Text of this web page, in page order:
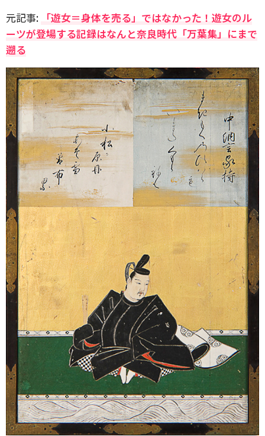
元記事: 「遊女＝身体を売る」ではなかった！遊女のル
ーツが登場する記録はなんと奈良時代「万葉集」にまで
遡る